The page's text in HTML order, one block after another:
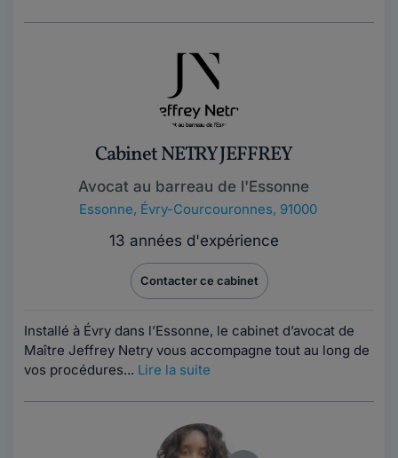
Cabinet NETRY JEFFREY
Avocat au barreau de l'Essonne
Essonne, Évry-Courcouronnes, 91000
13 années d'expérience
Contacter ce cabinet
Installé à Évry dans l’Essonne, le cabinet d’avocat de
Maître Jeffrey Netry vous accompagne tout au long de
vos procédures... Lire la suite